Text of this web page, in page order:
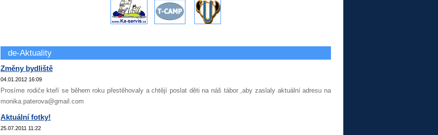
- -
de-Aktuality
Změny bydliště
04.01.2012 16:09
Prosíme rodiče kteří se během roku přestěhovaly a chtějí poslat děti na náš tábor ,aby zaslaly aktuální adresu na
monika.paterova@gmail.com
Aktuální fotky!
25.07.2011 11:22